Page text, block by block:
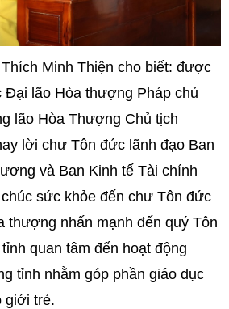
Minh Thiện cho biết: được
lão Hòa thượng Pháp chủ
lão Hòa Thượng Chủ tịch
lời chư Tôn đức lãnh đạo Ban
và Ban Kinh tế Tài chính
sức khỏe đến chư Tôn đức
thượng nhấn mạnh đến quý Tôn
quan tâm đến hoạt động
tỉnh nhằm góp phần giáo dục
giới trẻ.